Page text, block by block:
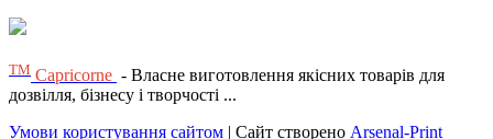
ТМ Capricorne - Власне виготовлення якісних товарів для
дозвілля, бізнесу і творчості ...
Умови користування сайтом | Сайт створено Arsenal-Print